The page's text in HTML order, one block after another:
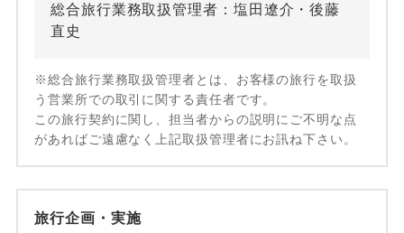
総合旅行業務取扱管理者：塩田遼介・後藤
直史
※総合旅行業務取扱管理者とは、お客様の旅行を取扱
う営業所での取引に関する責任者です。
この旅行契約に関し、担当者からの説明にご不明な点
があればご遠慮なく上記取扱管理者にお訊ね下さい。
旅行企画・実施